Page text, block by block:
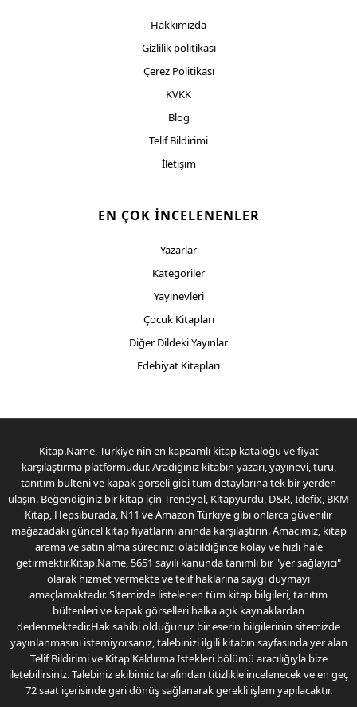
Hakkımızda
Gizlilik politikası
Çerez Politikası
KVKK
Blog
Telif Bildirimi
İletişim
EN ÇOK İNCELENENLER
Yazarlar
Kategoriler
Yayınevleri
Çocuk Kitapları
Diğer Dildeki Yayınlar
Edebiyat Kitapları
Kitap.Name, Türkiye'nin en kapsamlı kitap kataloğu ve fiyat
karşılaştırma platformudur. Aradığınız kitabın yazarı, yayınevi, türü,
tanıtım bülteni ve kapak görseli gibi tüm detaylarına tek bir yerden
ulaşın. Beğendiğiniz bir kitap için Trendyol, Kitapyurdu, D&R, Idefix, BKM
Kitap, Hepsiburada, N11 ve Amazon Türkiye gibi onlarca güvenilir
mağazadaki güncel kitap fiyatlarını anında karşılaştırın. Amacımız, kitap
arama ve satın alma sürecinizi olabildiğince kolay ve hızlı hale
getirmektir.Kitap.Name, 5651 sayılı kanunda tanımlı bir "yer sağlayıcı"
olarak hizmet vermekte ve telif haklarına saygı duymayı
amaçlamaktadır. Sitemizde listelenen tüm kitap bilgileri, tanıtım
bültenleri ve kapak görselleri halka açık kaynaklardan
derlenmektedir.Hak sahibi olduğunuz bir eserin bilgilerinin sitemizde
yayınlanmasını istemiyorsanız, talebinizi ilgili kitabın sayfasında yer alan
Telif Bildirimi ve Kitap Kaldırma İstekleri bölümü aracılığıyla bize
iletebilirsiniz. Talebiniz ekibimiz tarafından titizlikle incelenecek ve en geç
72 saat içerisinde geri dönüş sağlanarak gerekli işlem yapılacaktır.